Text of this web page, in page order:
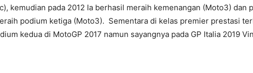
kemudian pada 2012 Ia berhasil meraih kemenangan (Moto3) dan
podium ketiga (Moto3). Sementara di kelas premier prestasi
kedua di MotoGP 2017 namun sayangnya pada GP Italia 2019